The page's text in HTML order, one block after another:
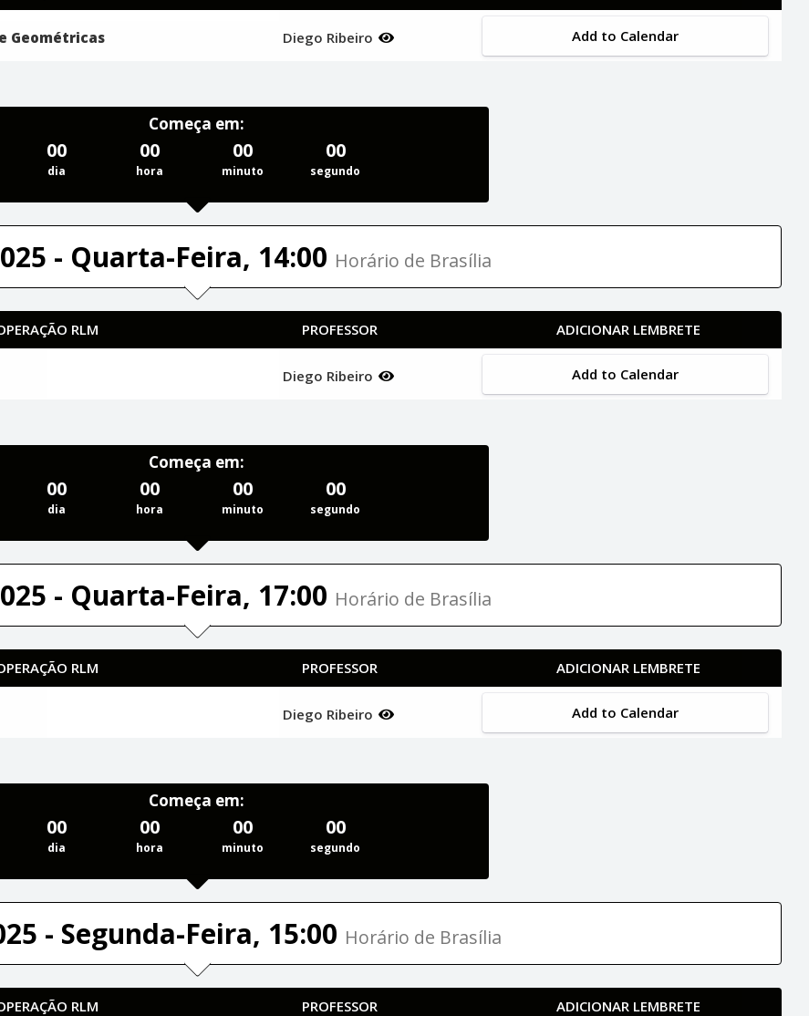
Geométricas Diego Ribeiro Add to Calendar
Começa em:
00
dia
00
hora
00
minuto
00
segundo
- Quarta-Feira, 14:00 Horário de Brasília
RLM PROFESSOR ADICIONAR LEMBRETE
Diego Ribeiro Add to Calendar
Começa em:
00
dia
00
hora
00
minuto
00
segundo
- Quarta-Feira, 17:00 Horário de Brasília
RLM PROFESSOR ADICIONAR LEMBRETE
Diego Ribeiro Add to Calendar
Começa em:
00
dia
00
hora
00
minuto
00
segundo
- Segunda-Feira, 15:00 Horário de Brasília
RLM PROFESSOR ADICIONAR LEMBRETE